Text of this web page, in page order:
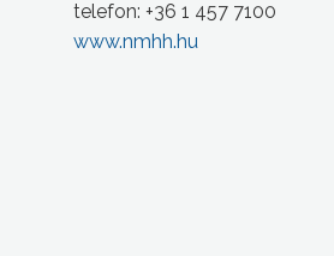
telefon: +36 1 457 7100
www.nmhh.hu